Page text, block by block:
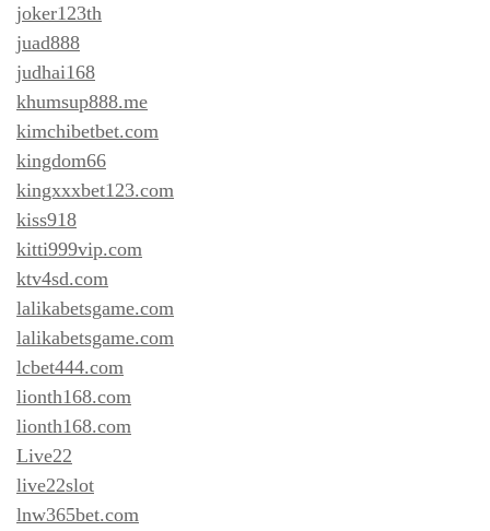
joker123th
juad888
judhai168
khumsup888.me
kimchibetbet.com
kingdom66
kingxxxbet123.com
kiss918
kitti999vip.com
ktv4sd.com
lalikabetsgame.com
lalikabetsgame.com
lcbet444.com
lionth168.com
lionth168.com
Live22
live22slot
lnw365bet.com